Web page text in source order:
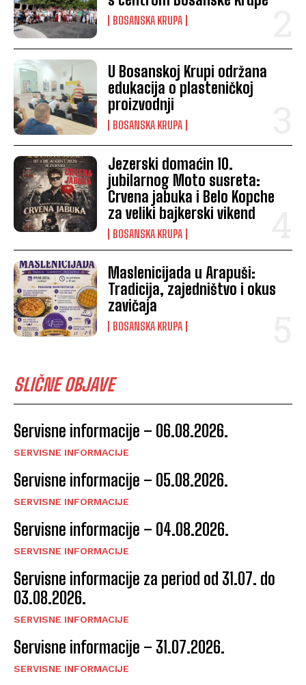
BOSANSKA KRUPA
U Bosanskoj Krupi održana
edukacija o plasteničkoj
proizvodnji
BOSANSKA KRUPA
Jezerski domaćin 10.
jubilarnog Moto susreta:
Crvena jabuka i Belo Kopche
za veliki bajkerski vikend
BOSANSKA KRUPA
Maslenicijada u Arapuši:
Tradicija, zajedništvo i okus
zavičaja
BOSANSKA KRUPA
SLIČNE OBJAVE
Servisne informacije – 06.08.2026.
SERVISNE INFORMACIJE
Servisne informacije – 05.08.2026.
SERVISNE INFORMACIJE
Servisne informacije – 04.08.2026.
SERVISNE INFORMACIJE
Servisne informacije za period od 31.07. do
03.08.2026.
SERVISNE INFORMACIJE
Servisne informacije – 31.07.2026.
SERVISNE INFORMACIJE